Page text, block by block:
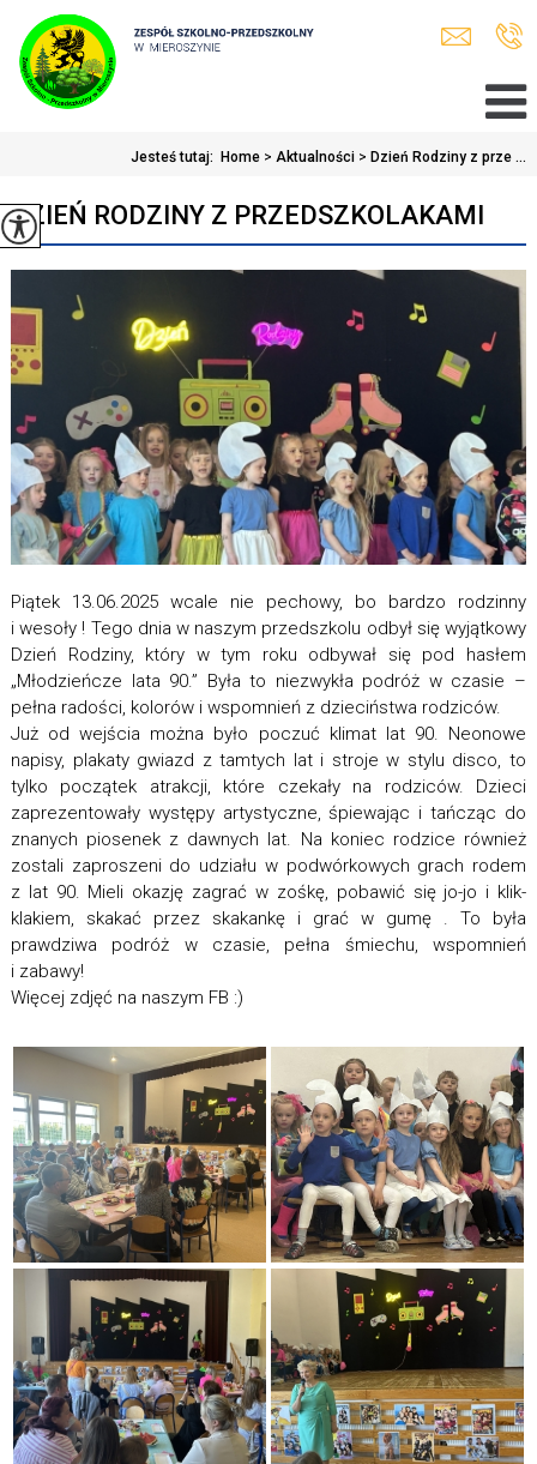
Jesteś tutaj: Home > Aktualności > Dzień Rodziny z prze ...
DZIEŃ RODZINY Z PRZEDSZKOLAKAMI
Piątek 13.06.2025 wcale nie pechowy, bo bardzo rodzinny
i wesoły ! Tego dnia w naszym przedszkolu odbył się wyjątkowy
Dzień Rodziny, który w tym roku odbywał się pod hasłem
„Młodzieńcze lata 90.” Była to niezwykła podróż w czasie –
pełna radości, kolorów i wspomnień z dzieciństwa rodziców.
Już od wejścia można było poczuć klimat lat 90. Neonowe
napisy, plakaty gwiazd z tamtych lat i stroje w stylu disco, to
tylko początek atrakcji, które czekały na rodziców. Dzieci
zaprezentowały występy artystyczne, śpiewając i tańcząc do
znanych piosenek z dawnych lat. Na koniec rodzice również
zostali zaproszeni do udziału w podwórkowych grach rodem
z lat 90. Mieli okazję zagrać w zośkę, pobawić się jo-jo i klik-
klakiem, skakać przez skakankę i grać w gumę . To była
prawdziwa podróż w czasie, pełna śmiechu, wspomnień
i zabawy!
Więcej zdjęć na naszym FB :)